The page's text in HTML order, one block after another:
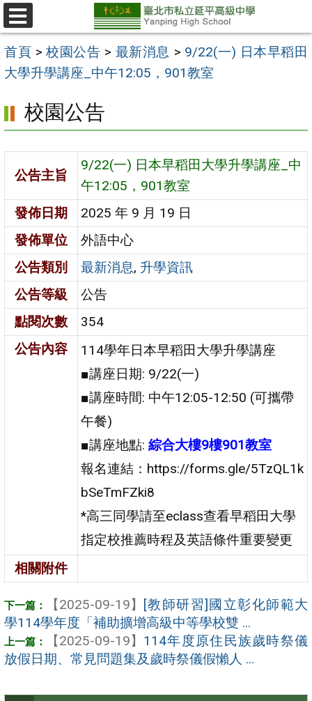
跳
至
主
要
區
選
單
首頁 >校園公告 > 最新消息 > 9/22(一) 日本早稻田
大學升學講座_中午12:05，901教室
校園公告
公告主旨
9/22(一) 日本早稻田大學升學講座_中
午12:05，901教室
發佈日期
2025 年 9 月 19 日
發佈單位
外語中心
公告類別
最新消息, 升學資訊
公告等級
公告
點閱次數
354
公告內容
114學年日本早稻田大學升學講座
■講座日期: 9/22(一)
■講座時間: 中午12:05-12:50 (可攜帶
午餐)
■講座地點:綜合大樓9樓901教室
報名連結：https://forms.gle/5TzQL1k
bSeTmFZki8
*高三同學請至eclass查看早稻田大學
指定校推薦時程及英語條件重要變更
相關附件
【2025-09-19】 [教師研習]國立彰化師範大
學114學年度「補助擴增高級中等學校雙 ...
【2025-09-19】 114年度原住民族歲時祭儀
放假日期、常見問題集及歲時祭儀假懶人 ...